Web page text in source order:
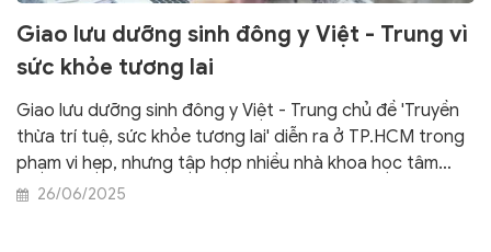
Giao lưu dưỡng sinh đông y Việt - Trung vì
sức khỏe tương lai
Giao lưu dưỡng sinh đông y Việt - Trung chủ đề 'Truyền
thừa trí tuệ, sức khỏe tương lai' diễn ra ở TP.HCM trong
phạm vi hẹp, nhưng tập hợp nhiều nhà khoa học tâm
huyết và thông điệp từ đây cũng thu hút mạnh mẽ sự
26/06/2025